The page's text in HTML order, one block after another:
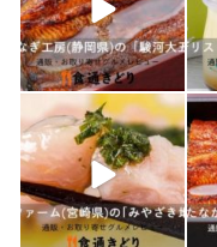
1月 26
shokutuu_kidori
1月 21